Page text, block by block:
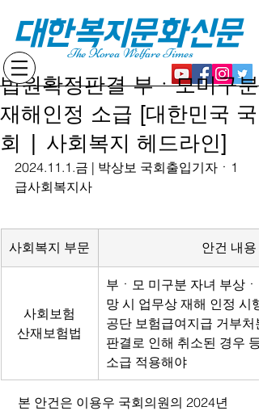
대한복지문화신문
The Korea Welfare Times
법원확정판결 부ㆍ모미구분
재해인정 소급 [대한민국 국
회 | 사회복지 헤드라인]
2024.11.1.금 | 박상보 국회출입기자ㆍ1
급사회복지사
사회복지 부문 안건 내용
사회보험
산재보험법
부ㆍ모 미구분 자녀 부상ㆍ
망 시 업무상 재해 인정 시
공단 보험급여지급 거부처
판결로 인해 취소된 경우 등
소급 적용해야
본 안건은 이용우 국회의원의 2024년